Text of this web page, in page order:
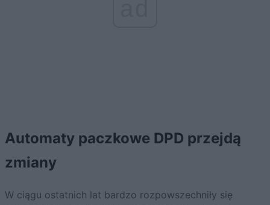
Automaty paczkowe DPD przejdą
zmiany
W ciągu ostatnich lat bardzo rozpowszechniły się